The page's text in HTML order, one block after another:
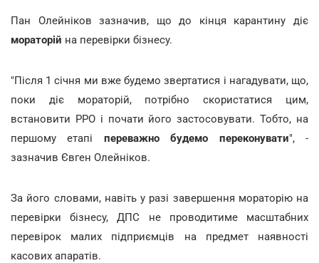
Пан Олейніков зазначив, що до кінця карантину діє
мораторій на перевірки бізнесу.
"Після 1 січня ми вже будемо звертатися і нагадувати, що,
поки діє мораторій, потрібно скористатися цим,
встановити РРО і почати його застосовувати. Тобто, на
першому етапі переважно будемо переконувати", -
зазначив Євген Олейніков.
За його словами, навіть у разі завершення мораторію на
перевірки бізнесу, ДПС не проводитиме масштабних
перевірок малих підприємців на предмет наявності
касових апаратів.